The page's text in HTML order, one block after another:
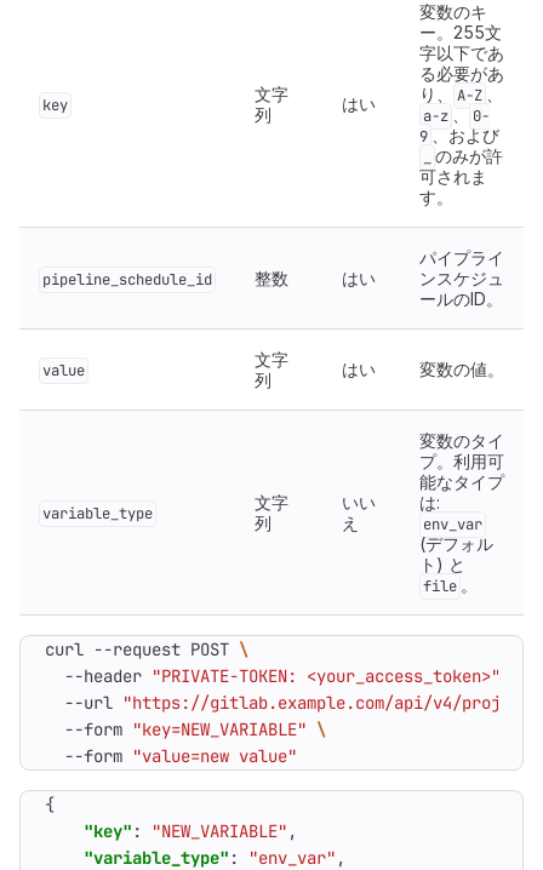
key
文字
列
はい
変数のキ
ー。255文
字以下であ
る必要があ
り、
A-Z
a-z
0-
9
、および
のみが許
可されま
す。
pipeline_schedule_id 整数 はい
パイプライ
ンスケジュ
ールのID。
value
文字
列
はい 変数の値。
variable_type
文字
列
いい
え
変数のタイ
プ。利用可
能なタイプ
は:
env_var
(デフォル
ト) と
file 。
curl --request POST
  --header
"PRIVATE-TOKEN: <your_access_token>"
  --url
"https://gitlab.example.com/api/v4/
  --form
"key=NEW_VARIABLE"
  --form
"value=new value"
{
"key" : "NEW_VARIABLE" ,
"variable_type" : "env_var" ,